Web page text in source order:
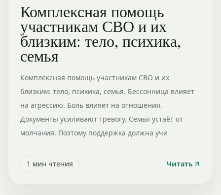
Комплексная помощь
участникам СВО и их
близким: тело, психика,
семья
Комплексная помощь участникам СВО и их
близким: тело, психика, семья. Бессонница влияет
на агрессию. Боль влияет на отношения.
Документы усиливают тревогу. Семья устаёт от
молчания. Поэтому поддержка должна учи
1 мин чтения Читать